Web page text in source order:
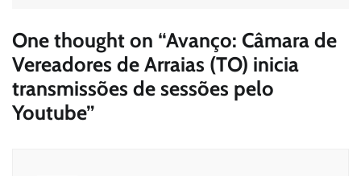
One thought on “Avanço: Câmara de
Vereadores de Arraias (TO) inicia
transmissões de sessões pelo
Youtube”